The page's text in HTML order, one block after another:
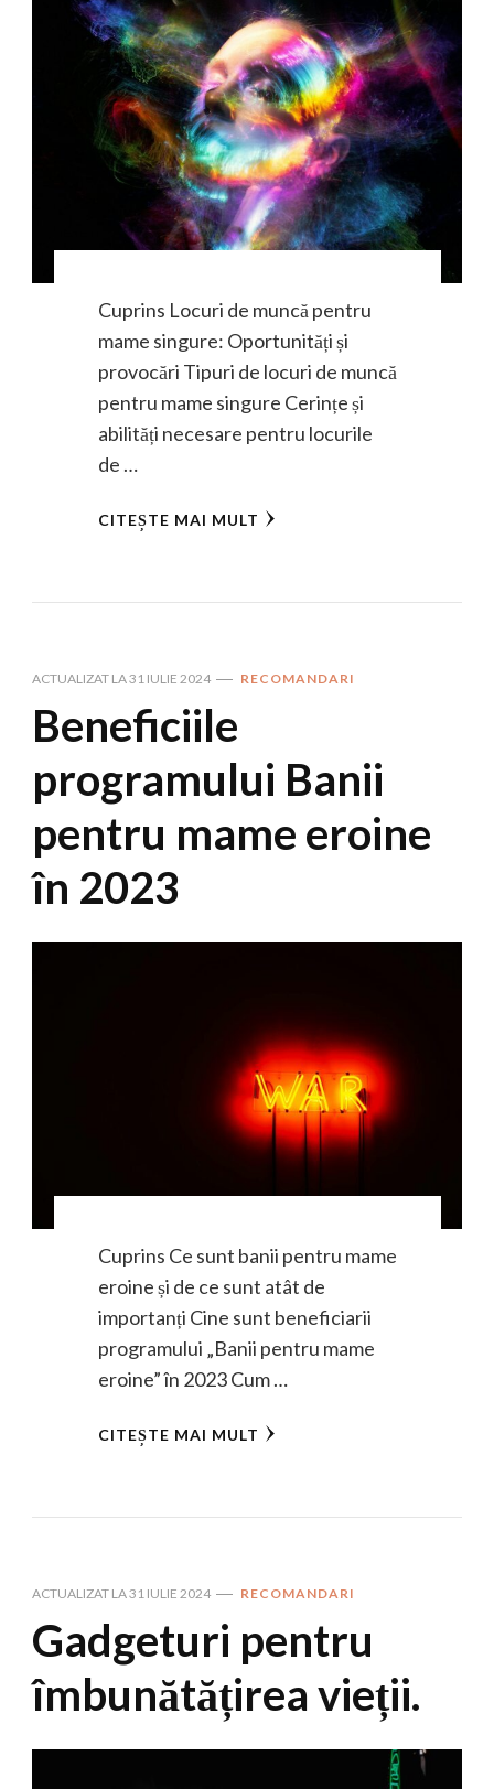
Cuprins Locuri de muncă pentru
mame singure: Oportunități și
provocări Tipuri de locuri de muncă
pentru mame singure Cerințe și
abilități necesare pentru locurile
de …
CITEȘTE MAI MULT
ACTUALIZAT LA31 IULIE 2024 RECOMANDARI
Beneficiile
programului Banii
pentru mame eroine
în 2023
Cuprins Ce sunt banii pentru mame
eroine și de ce sunt atât de
importanți Cine sunt beneficiarii
programului „Banii pentru mame
eroine” în 2023 Cum …
CITEȘTE MAI MULT
ACTUALIZAT LA31 IULIE 2024 RECOMANDARI
Gadgeturi pentru
îmbunătățirea vieții.